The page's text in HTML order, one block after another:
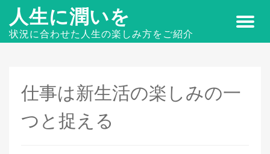
人生に潤いを
状況に合わせた人生の楽しみ方をご紹介
仕事は新生活の楽しみの一
つと捉える